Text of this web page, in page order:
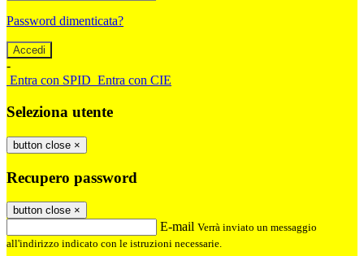
Password dimenticata?
-
Entra con SPID Entra con CIE
Seleziona utente
button close ×
Recupero password
button close ×
E-mail Verrà inviato un messaggio
all'indirizzo indicato con le istruzioni necessarie.